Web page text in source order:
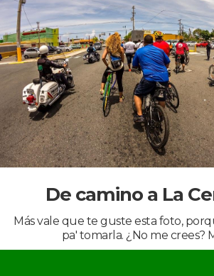
De camino a La
Más vale que te guste esta foto,
pa' tomarla. ¿No me crees?